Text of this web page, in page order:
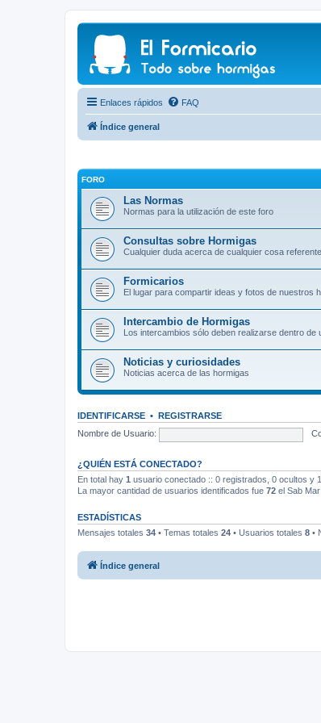
Enlaces rápidos FAQ
Índice general
FORO
Las Normas
Normas para la utilización de este foro
Consultas sobre Hormigas
Cualquier duda acerca de cualquier cosa
Formicarios
El lugar para compartir ideas y fotos de nuestros
Intercambio de Hormigas
Los intercambios sólo deben realizarse dentro de
Noticias y curiosidades
Noticias acerca de las hormigas
IDENTIFICARSE • REGISTRARSE
Nombre de Usuario:
¿QUIÉN ESTÁ CONECTADO?
En total hay 1 usuario conectado :: 0 registrados, 0 ocultos y
La mayor cantidad de usuarios identificados fue 72 el Sab
ESTADÍSTICAS
Mensajes totales 34 • Temas totales 24 • Usuarios totales 8 •
Índice general